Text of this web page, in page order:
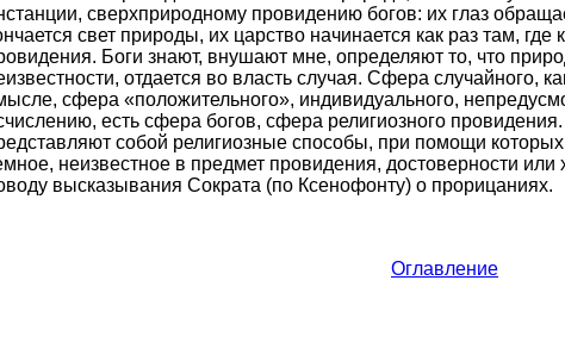
сверхприродному провидению богов: их глаз
свет природы, их царство начинается как раз там, где
Боги знают, внушают мне, определяют то, что
отдается во власть случая. Сфера случайного,
сфера «положительного», индивидуального,
есть сфера богов, сфера религиозного
собой религиозные способы, при помощи
неизвестное в предмет провидения, достоверности
высказывания Сократа (по Ксенофонту) о прорицаниях.
Оглавление